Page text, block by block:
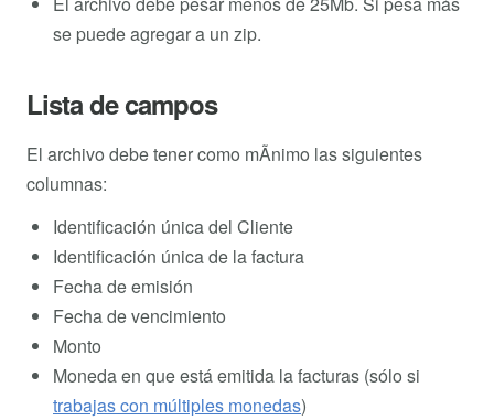
se puede agregar a un zip.
Lista de campos
El archivo debe tener como mÃ­nimo las siguientes
columnas:
Identificación única del Cliente
Identificación única de la factura
Fecha de emisión
Fecha de vencimiento
Monto
Moneda en que está emitida la facturas (sólo si
trabajas con múltiples monedas)